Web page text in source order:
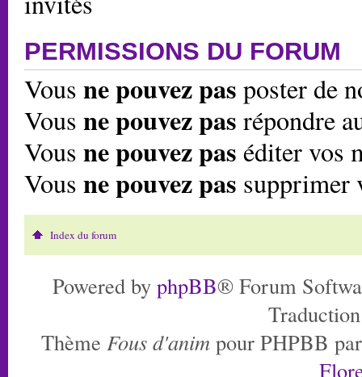
PERMISSIONS DU FORUM
Vous ne pouvez pas poster de
Vous ne pouvez pas répondre
Vous ne pouvez pas éditer vos
Vous ne pouvez pas supprimer
Index du forum
Powered by phpBB® Forum
Thème Fous d'anim pour PHPBB